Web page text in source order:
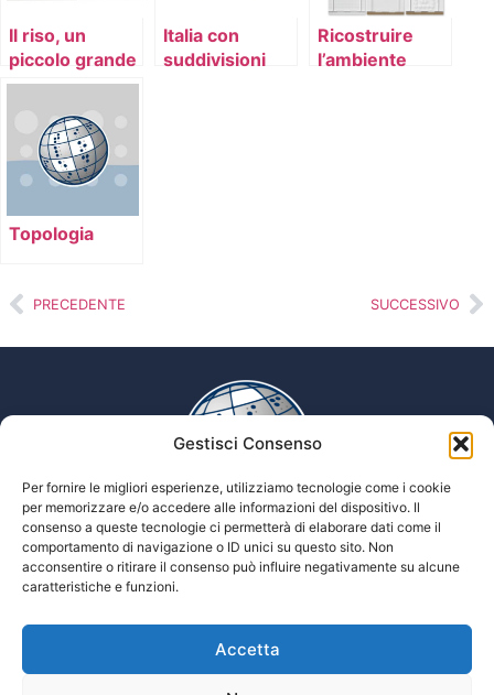
Gestisci Consenso
Per fornire le migliori esperienze, utilizziamo tecnologie come i cookie
per memorizzare e/o accedere alle informazioni del dispositivo. Il
consenso a queste tecnologie ci permetterà di elaborare dati come il
comportamento di navigazione o ID unici su questo sito. Non
acconsentire o ritirare il consenso può influire negativamente su alcune
caratteristiche e funzioni.
Accetta
Il riso, un
piccolo grande
chicco
Italia con
suddivisioni
Ricostruire
l’ambiente
Topologia
PRECEDENTE SUCCESSIVO
Tiflopedia è un sito della Federazione
Nazionale delle Istituzioni Pro Ciechi
Enciclopedia multimediale delle scienze Tiflologiche